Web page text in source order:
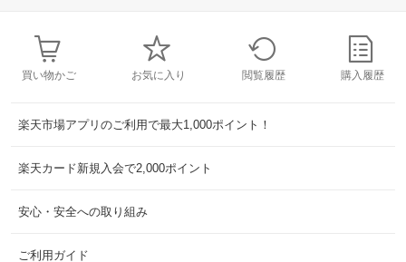
買い物かご お気に入り 閲覧履歴 購入履歴
楽天市場アプリのご利用で最大1,000ポイント！
楽天カード新規入会で2,000ポイント
安心・安全への取り組み
ご利用ガイド